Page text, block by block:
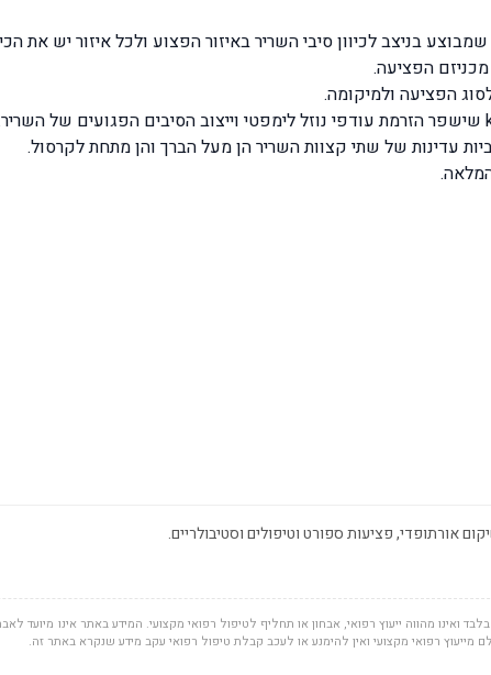
הפציעה.
הפציעה ולמיקומה.
עדינות של שתי קצוות השריר הן מעל הברך והן מתחת לקרסול.
אורתופדי, פציעות ספורט וטיפולים וסטיבולריים.
ואינו מהווה ייעוץ רפואי, אבחון או תחליף לטיפול רפואי מקצועי. המידע באתר אינו מיועד
רפואי מקצועי ואין להימנע או לעכב קבלת טיפול רפואי עקב מידע שנקרא באתר זה.